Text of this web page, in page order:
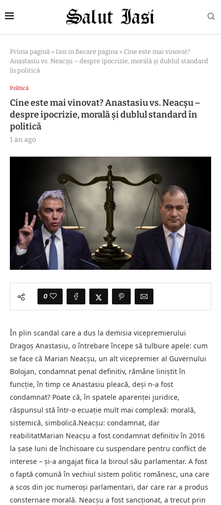
Prima pagină » Iasi in fiecare pagina » Cine este mai vinovat?
Anastasiu vs. Neacșu – despre ipocrizie, morală și dublul standard
în politică
Politică
Cine este mai vinovat? Anastasiu vs. Neacșu –
despre ipocrizie, morală și dublul standard în
politică
1 an ago
0
În plin scandal care a dus la demisia vicepremierului
Dragoș Anastasiu, o întrebare începe să tulbure apele: cum
se face că Marian Neacșu, un alt vicepremier al Guvernului
Bolojan, condamnat penal definitiv, rămâne liniștit în
funcție, în timp ce Anastasiu pleacă, deși n-a fost
condamnat? Poate că, în spatele aparenței juridice,
răspunsul stă într-o ecuație mult mai complexă: morală,
sistemică, simbolică.Neacșu: condamnat, dar
reabilitatMarian Neacșu a fost condamnat definitiv în 2016
la șase luni de închisoare cu suspendare pentru conflict de
interese – și-a angajat fiica la biroul său parlamentar. A fost
o faptă comună în vechiul sistem politic românesc, una care
a scos din joc numeroși parlamentari, dar care rar a produs
consternare morală. Neacșu a fost sancționat, a trecut prin